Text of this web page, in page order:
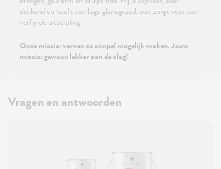
dekkend en heeft een lage glansgraad, wat zorgt voor een
verfijnde uitstraling
Onze missie: verven zo simpel mogelijk maken. Jouw
missie: gewoon lekker aan de slag!
Vragen en antwoorden